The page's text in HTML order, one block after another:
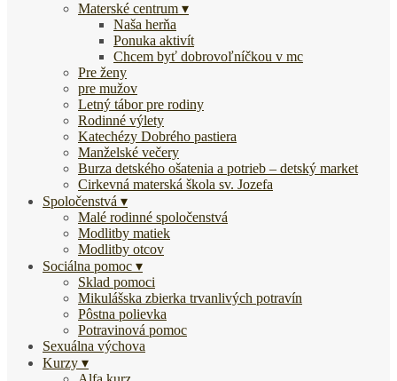
Materské centrum
Naša herňa
Ponuka aktivít
Chcem byť dobrovoľníčkou v mc
Pre ženy
pre mužov
Letný tábor pre rodiny
Rodinné výlety
Katechézy Dobrého pastiera
Manželské večery
Burza detského ošatenia a potrieb – detský market
Cirkevná materská škola sv. Jozefa
Spoločenstvá
Malé rodinné spoločenstvá
Modlitby matiek
Modlitby otcov
Sociálna pomoc
Sklad pomoci
Mikulášska zbierka trvanlivých potravín
Pôstna polievka
Potravinová pomoc
Sexuálna výchova
Kurzy